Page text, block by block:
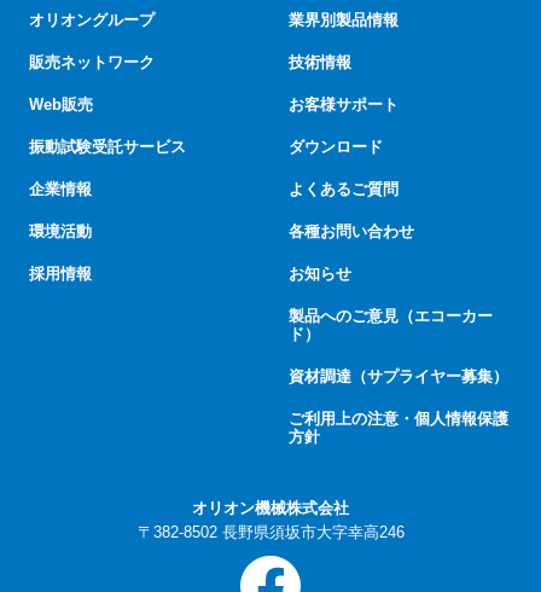
オリオングループ
販売ネットワーク
Web販売
振動試験受託サービス
企業情報
環境活動
採用情報
業界別製品情報
技術情報
お客様サポート
ダウンロード
よくあるご質問
各種お問い合わせ
お知らせ
製品へのご意見（エコーカー
ド）
資材調達（サプライヤー募集）
ご利用上の注意・個人情報保護
方針
オリオン機械株式会社
〒382-8502 長野県須坂市大字幸高246